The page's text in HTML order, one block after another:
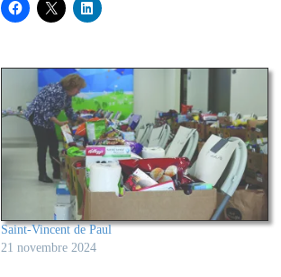
Saint-Vincent de Paul
21 novembre 2024